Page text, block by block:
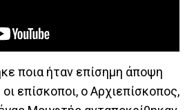
ποια ήταν επίσημη άποψη
επίσκοποι, ο Αρχιεπίσκοπος,